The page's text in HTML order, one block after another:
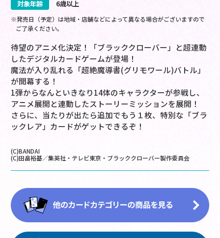
対象年齢
6歳以上
※発売日（予定）は地域・店舗などによって異なる場合がございますので
ご了承ください。
待望のアニメ化決定！「ブラッククローバー」と超連動
したデジタルカードゲームが登場！
魔法が入り乱れる「超絶魔導書(グリモワール)バトル」
が開幕する！
1弾からなんといきなり14体のキャラクターが参戦し、
アニメ展開と連動したストーリーミッションを展開！
さらに、当たりが出たら追加でもう１枚、特別な「ブラ
ックレア」カードがゲットできるぞ！
(C)BANDAI
(C)田畠裕基／集英社・テレビ東京・ブラッククローバー製作委員会